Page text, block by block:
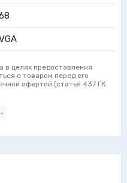
в целях предоставления
с товаром перед его
офертой (статья 437 ГК